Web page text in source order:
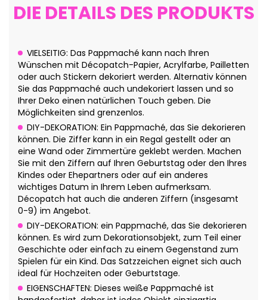
DIE DETAILS DES PRODUKTS
VIELSEITIG: Das Pappmaché kann nach Ihren
Wünschen mit Décopatch-Papier, Acrylfarbe, Pailletten
oder auch Stickern dekoriert werden. Alternativ können
Sie das Pappmaché auch undekoriert lassen und so
Ihrer Deko einen natürlichen Touch geben. Die
Möglichkeiten sind grenzenlos.
DIY-DEKORATION: Ein Pappmaché, das Sie dekorieren
können. Die Ziffer kann in ein Regal gestellt oder an
eine Wand oder Zimmertüre geklebt werden. Machen
Sie mit den Ziffern auf Ihren Geburtstag oder den Ihres
Kindes oder Ehepartners oder auf ein anderes
wichtiges Datum in Ihrem Leben aufmerksam.
Décopatch hat auch die anderen Ziffern (insgesamt
0-9) im Angebot.
DIY-DEKORATION: ein Pappmaché, das Sie dekorieren
können. Es wird zum Dekorationsobjekt, zum Teil einer
Geschichte oder einfach zu einem Gegenstand zum
Spielen für ein Kind. Das Satzzeichen eignet sich auch
ideal für Hochzeiten oder Geburtstage.
EIGENSCHAFTEN: Dieses weiße Pappmaché ist